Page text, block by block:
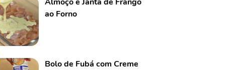
ao Forno
Bolo de Fubá com Creme